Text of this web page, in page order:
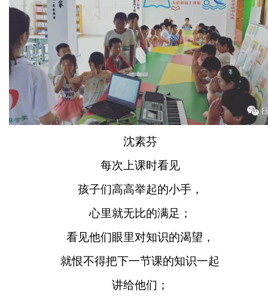
沈素芬
每次上课时看见
孩子们高高举起的小手，
心里就无比的满足；
看见他们眼里对知识的渴望，
就恨不得把下一节课的知识一起
讲给他们；